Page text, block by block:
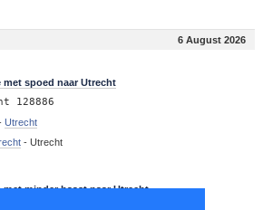
6 August 2026
met spoed naar Utrecht
128886
Utrecht
- Utrecht
met minder haast naar Utrecht